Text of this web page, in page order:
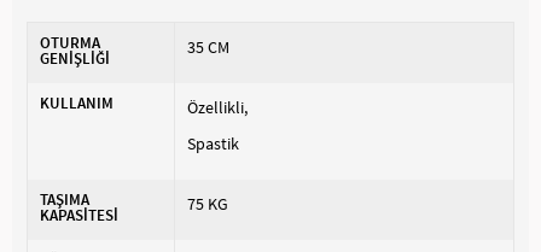
OTURMA
GENİŞLİĞİ
35 CM
KULLANIM
Özellikli
Spastik
TAŞIMA
KAPASİTESİ
75 KG